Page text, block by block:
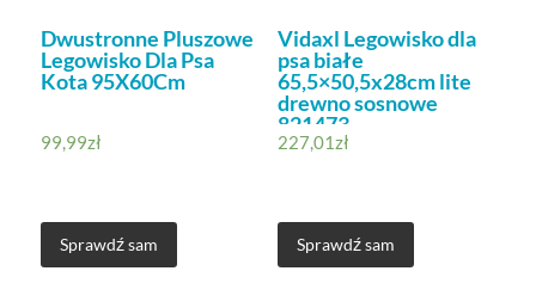
Dwustronne Pluszowe
Legowisko Dla Psa
Kota 95X60Cm
99,99zł
Sprawdź sam
Vidaxl Legowisko dla
psa białe
65,5×50,5x28cm lite
drewno sosnowe
821473
227,01zł
Sprawdź sam